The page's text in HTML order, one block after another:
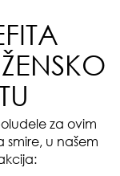
za ovim
smire, u našem